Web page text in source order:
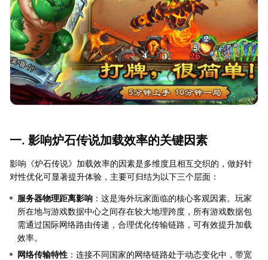
一. 影响炉石传说加载效率的关键因素
影响《炉石传说》加载效率的因素是多维度且相互交织的，做好针
对性优化可显著提升体验，主要可归结为以下三个层面：
服务器物理距离影响 ：这是海外玩家面临的核心客观因素。玩家
所在地与游戏数据中心之间存在较大地理跨度，所有游戏数据包
需通过国际网络路由传递，合理优化传输链路，可有效提升加载
效率。
网络传输特性 ：连接不同国家的网络链路处于动态变化中，带宽